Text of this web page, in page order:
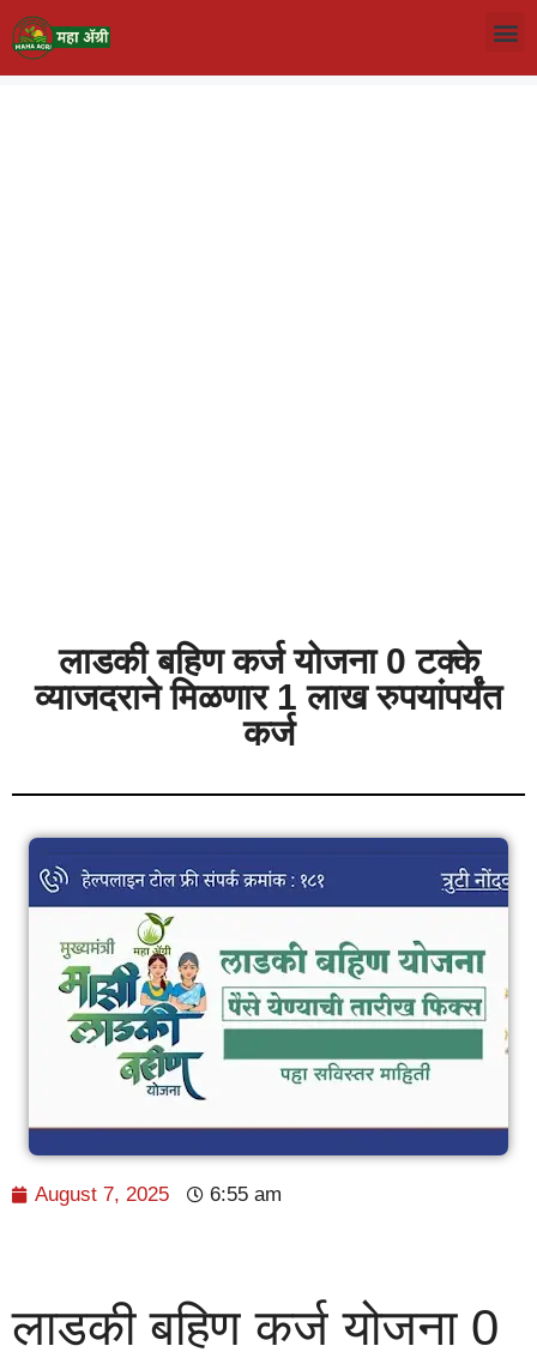
लाडकी बहिण कर्ज योजना 0 टक्के
व्याजदराने मिळणार 1 लाख रुपयांपर्यंत
कर्ज
August 7, 2025 6:55 am
लाडकी बहिण कर्ज योजना 0